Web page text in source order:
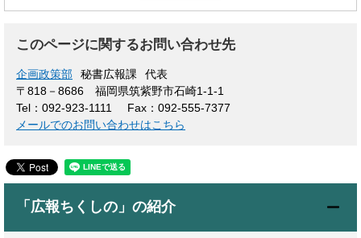
このページに関するお問い合わせ先
企画政策部 秘書広報課
代表
〒818－8686
福岡県筑紫野市石崎1-1-1
Tel：092-923-1111
Fax：092-555-7377
メールでのお問い合わせはこちら
「広報ちくしの」の紹介